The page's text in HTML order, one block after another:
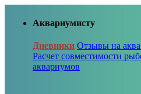
Аквариумисту
Дневники Отзывы на
Расчет совместимости
аквариумов